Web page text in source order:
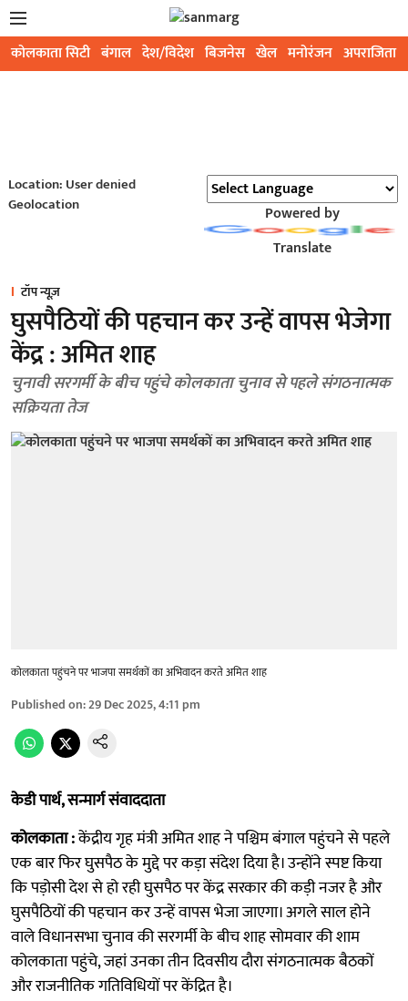
कोलकाता सिटी बंगाल देश/विदेश बिजनेस खेल मनोरंजन अपराजिता
Location: User denied
Geolocation
Powered by
Translate
टॉप न्यूज़
घुसपैठियों की पहचान कर उन्हें वापस भेजेगा
केंद्र : अमित शाह
चुनावी सरगर्मी के बीच पहुंचे कोलकाता चुनाव से पहले संगठनात्मक
सक्रियता तेज
कोलकाता पहुंचने पर भाजपा समर्थकों का अभिवादन करते अमित शाह
Published on:29 Dec 2025, 4:11 pm
केडी पार्थ, सन्मार्ग संवाददाता
कोलकाता :केंद्रीय गृह मंत्री अमित शाह ने पश्चिम बंगाल पहुंचने से पहले
एक बार फिर घुसपैठ के मुद्दे पर कड़ा संदेश दिया है। उन्होंने स्पष्ट किया
कि पड़ोसी देश से हो रही घुसपैठ पर केंद्र सरकार की कड़ी नजर है और
घुसपैठियों की पहचान कर उन्हें वापस भेजा जाएगा। अगले साल होने
वाले विधानसभा चुनाव की सरगर्मी के बीच शाह सोमवार की शाम
कोलकाता पहुंचे, जहां उनका तीन दिवसीय दौरा संगठनात्मक बैठकों
और राजनीतिक गतिविधियों पर केंद्रित है।